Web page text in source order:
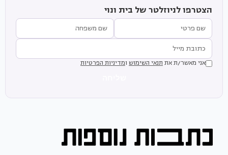
הצטרפו לניוזלטר של בית ונוי
אני מאשר/ת את תנאי השימוש ומדיניות הפרטיות